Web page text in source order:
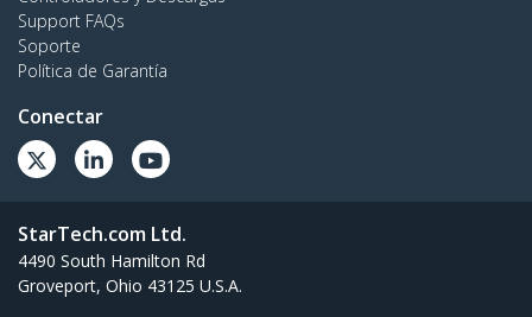
Support FAQs
Soporte
Política de Garantía
Conectar
StarTech.com Ltd.
4490 South Hamilton Rd
Groveport, Ohio 43125 U.S.A.